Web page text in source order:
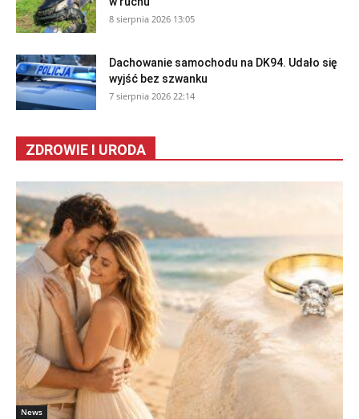
8 sierpnia 2026 13:05
Dachowanie samochodu na DK94. Udało się
wyjść bez szwanku
7 sierpnia 2026 22:14
ZDROWIE I URODA
News